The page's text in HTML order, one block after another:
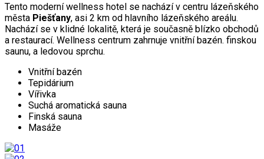
Tento moderní wellness hotel se nachází v centru lázeňského
města Piešťany, asi 2 km od hlavního lázeňského areálu.
Nachází se v klidné lokalitě, která je současně blízko obchodů
a restaurací. Wellness centrum zahrnuje vnitřní bazén. finskou
saunu, a ledovou sprchu.
Vnitřní bazén
Tepidárium
Vířivka
Suchá aromatická sauna
Finská sauna
Masáže